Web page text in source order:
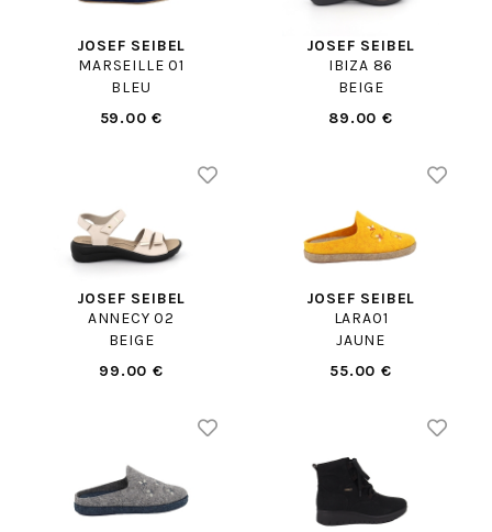
JOSEF SEIBEL
MARSEILLE 01
BLEU
59.00 €
JOSEF SEIBEL
IBIZA 86
BEIGE
89.00 €
JOSEF SEIBEL
ANNECY 02
BEIGE
99.00 €
JOSEF SEIBEL
LARA01
JAUNE
55.00 €